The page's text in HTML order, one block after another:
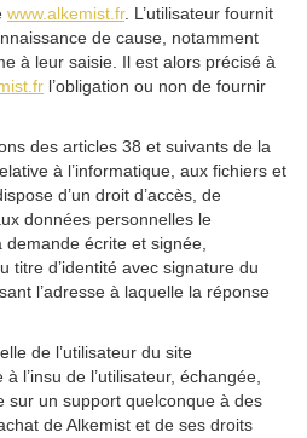
www.alkemist.fr. L’utilisateur fournit
de cause, notamment
à leur saisie. Il est alors précisé à
l’obligation ou non de fournir
des articles 38 et suivants de la
à l’informatique, aux fichiers et
d’un droit d’accès, de
données personnelles le
écrite et signée,
titre d’identité avec signature du
l’adresse à laquelle la réponse
de l’utilisateur du site
à l’insu de l’utilisateur, échangée,
sur un support quelconque à des
de Alkemist et de ses droits